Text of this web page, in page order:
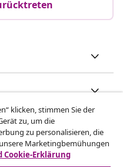
klicken, stimmen Sie der
zu, um die
zu personalisieren, die
Marketingbemühungen
Cookie-Erklärung